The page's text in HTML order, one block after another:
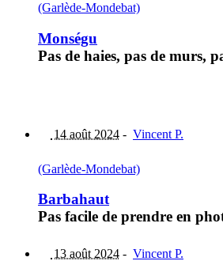
(Garlède-Mondebat)
Monségu
Pas de haies, pas de murs,
14 août 2024 - Vincent P.
(Garlède-Mondebat)
Barbahaut
Pas facile de prendre en
13 août 2024 - Vincent P.